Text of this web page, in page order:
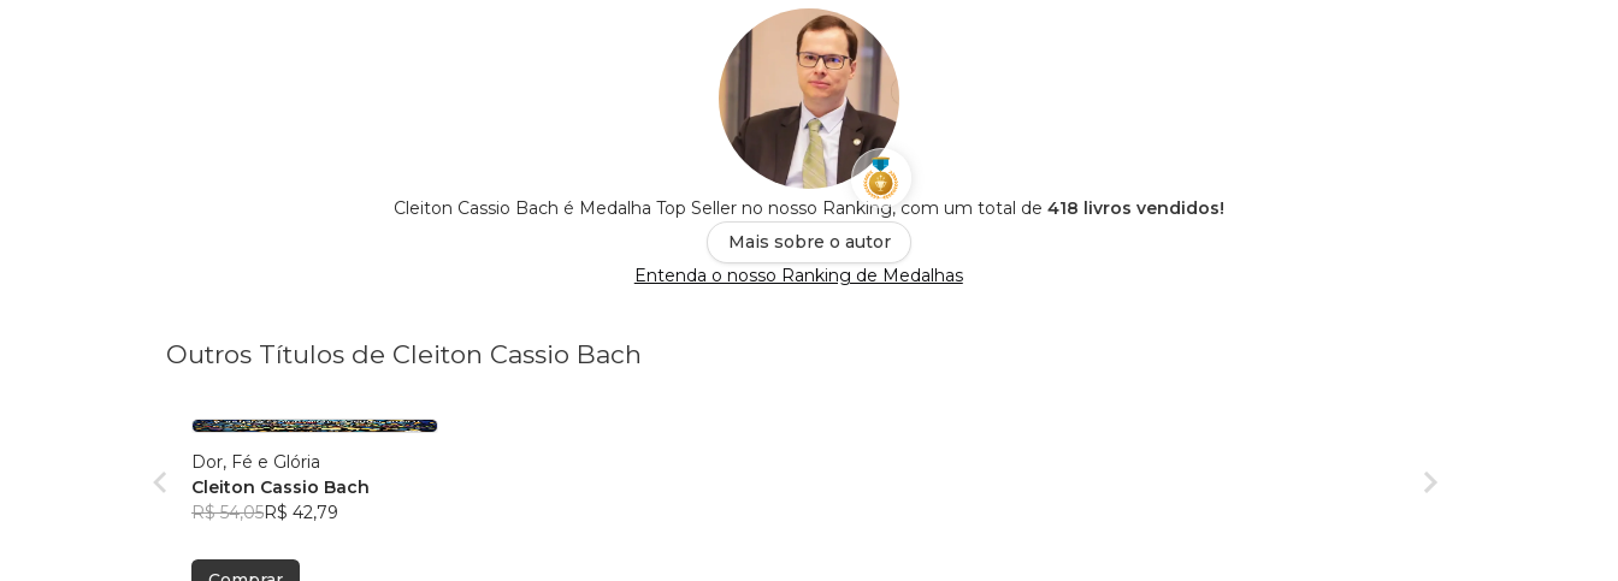
Cleiton Cassio Bach é Medalha Top Seller no nosso Ranking, com um total de 418 livros vendidos!
Mais sobre o autor
Entenda o nosso Ranking de Medalhas
Outros Títulos de Cleiton Cassio Bach
Dor, Fé e Glória
Cleiton Cassio Bach
R$ 54,05R$ 42,79